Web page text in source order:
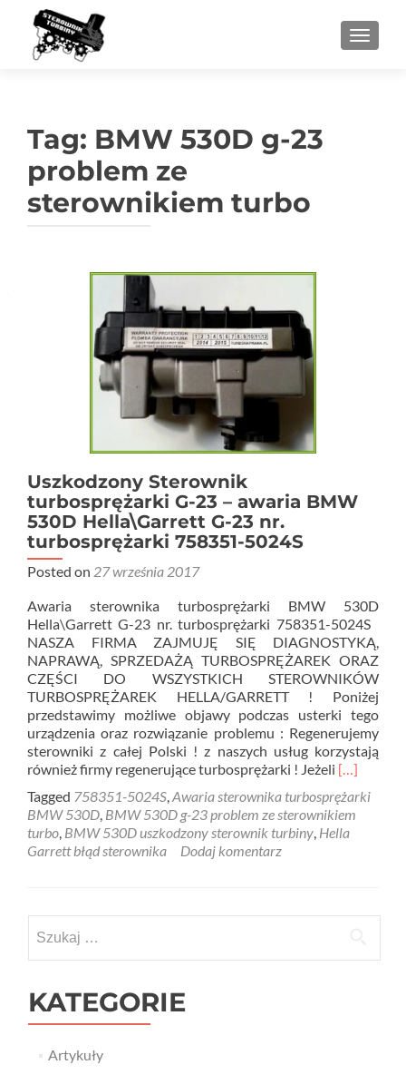
Tag: BMW 530D g-23
problem ze
sterownikiem turbo
Uszkodzony Sterownik
turbosprężarki G-23 – awaria BMW
530D Hella\Garrett G-23 nr.
turbosprężarki 758351-5024S
Posted on 27 września 2017
Awaria sterownika turbosprężarki BMW 530D
Hella\Garrett G-23 nr. turbosprężarki 758351-5024S
NASZA FIRMA ZAJMUJĘ SIĘ DIAGNOSTYKĄ,
NAPRAWĄ, SPRZEDAŻĄ TURBOSPRĘŻAREK ORAZ
CZĘŚCI DO WSZYSTKICH STEROWNIKÓW
TURBOSPRĘŻAREK HELLA/GARRETT ! Poniżej
przedstawimy możliwe objawy podczas usterki tego
urządzenia oraz rozwiązanie problemu : Regenerujemy
sterowniki z całej Polski ! z naszych usług korzystają
również firmy regenerujące turbosprężarki ! Jeżeli Read
about
Sterownik
–
[…]
Tagged 758351-5024S,Awaria sterownika turbosprężarki
BMW 530D, BMW 530D g-23 problem ze sterownikiem
turbo, BMW 530D uszkodzony sterownik turbiny, Hella
Garrett błąd sterownika
Dodaj komentarz
KATEGORIE
Artykuły